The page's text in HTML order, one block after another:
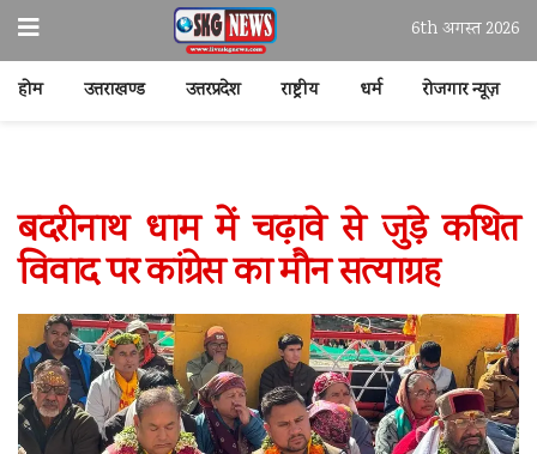
6th अगस्त 2026
होम उत्तराखण्ड उत्तरप्रदेश राष्ट्रीय धर्म रोजगार न्यूज़
बदरीनाथ धाम में चढ़ावे से जुड़े कथित
विवाद पर कांग्रेस का मौन सत्याग्रह